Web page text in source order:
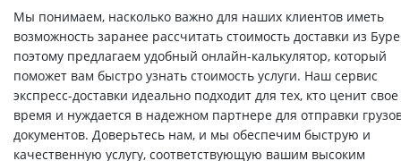
Мы понимаем, насколько важно для наших клиентов иметь
возможность заранее рассчитать стоимость доставки из
поэтому предлагаем удобный онлайн-калькулятор, который
поможет вам быстро узнать стоимость услуги. Наш сервис
экспресс-доставки идеально подходит для тех, кто ценит свое
время и нуждается в надежном партнере для отправки
документов. Доверьтесь нам, и мы обеспечим быструю и
качественную услугу, соответствующую вашим высоким